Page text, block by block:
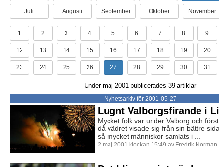
Juli Augusti September Oktober November
1 2 3 4 5 6 7 8 9
12 13 14 15 16 17 18 19 20
23 24 25 26 27 28 29 30 31
Under maj 2001 publicerades 39 artiklar
Nyhetsarkiv för 2001-05-27
Lugnt Valborgsfirande i
Mycket folk var under Valborg och
då vädret visade sig från sin bättre
så mycket människor samlats i ...
2 maj 2001 klockan 15:49 av Fredrik Norman